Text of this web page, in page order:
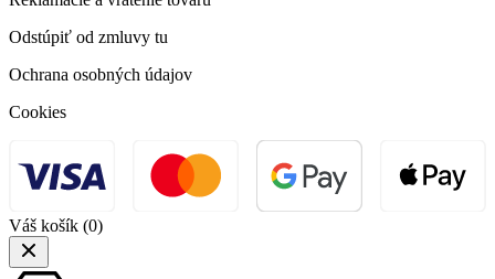
Odstúpiť od zmluvy tu
Ochrana osobných údajov
Cookies
Váš košík (0)